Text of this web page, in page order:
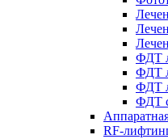
ФДТ
ФДТ
ФДТ
ФДТ
RF-